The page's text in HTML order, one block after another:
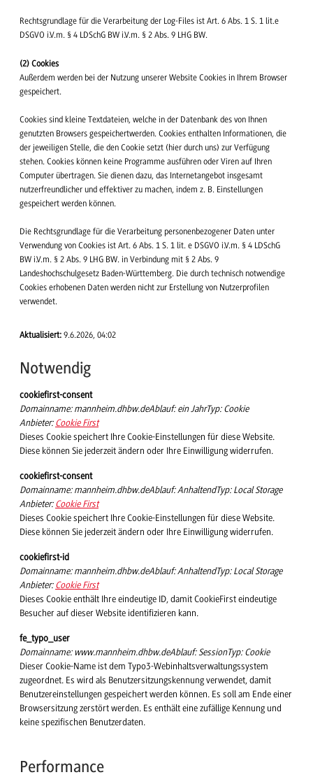
Rechtsgrundlage für die Verarbeitung der Log-Files ist Art. 6 Abs. 1 S. 1 lit.e
DSGVO i.V.m. § 4 LDSchG BW i.V.m. § 2 Abs. 9 LHG BW.
(2) Cookies
Außerdem werden bei der Nutzung unserer Website Cookies in Ihrem Browser
gespeichert.
Cookies sind kleine Textdateien, welche in der Datenbank des von Ihnen
genutzten Browsers gespeichertwerden. Cookies enthalten Informationen, die
der jeweiligen Stelle, die den Cookie setzt (hier durch uns) zur Verfügung
stehen. Cookies können keine Programme ausführen oder Viren auf Ihren
Computer übertragen. Sie dienen dazu, das Internetangebot insgesamt
nutzerfreundlicher und effektiver zu machen, indem z. B. Einstellungen
gespeichert werden können.
Die Rechtsgrundlage für die Verarbeitung personenbezogener Daten unter
Verwendung von Cookies ist Art. 6 Abs. 1 S. 1 lit. e DSGVO i.V.m. § 4 LDSchG
BW i.V.m. § 2 Abs. 9 LHG BW. in Verbindung mit § 2 Abs. 9
Landeshochschulgesetz Baden-Württemberg. Die durch technisch notwendige
Cookies erhobenen Daten werden nicht zur Erstellung von Nutzerprofilen
verwendet.
Aktualisiert: 9.6.2026, 04:02
Notwendig
cookiefirst-consent
Domainname: mannheim.dhbw.deAblauf: ein JahrTyp: Cookie
Anbieter: Cookie First
Dieses Cookie speichert Ihre Cookie-Einstellungen für diese Website.
Diese können Sie jederzeit ändern oder Ihre Einwilligung widerrufen.
cookiefirst-consent
Domainname: mannheim.dhbw.deAblauf: AnhaltendTyp: Local Storage
Anbieter: Cookie First
Dieses Cookie speichert Ihre Cookie-Einstellungen für diese Website.
Diese können Sie jederzeit ändern oder Ihre Einwilligung widerrufen.
cookiefirst-id
Domainname: mannheim.dhbw.deAblauf: AnhaltendTyp: Local Storage
Anbieter: Cookie First
Dieses Cookie enthält Ihre eindeutige ID, damit CookieFirst eindeutige
Besucher auf dieser Website identifizieren kann.
fe_typo_user
Domainname: www.mannheim.dhbw.deAblauf: SessionTyp: Cookie
Dieser Cookie-Name ist dem Typo3-Webinhaltsverwaltungssystem
zugeordnet. Es wird als Benutzersitzungskennung verwendet, damit
Benutzereinstellungen gespeichert werden können. Es soll am Ende einer
Browsersitzung zerstört werden. Es enthält eine zufällige Kennung und
keine spezifischen Benutzerdaten.
Performance